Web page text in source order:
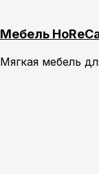
Мебель
Мягкая мебель